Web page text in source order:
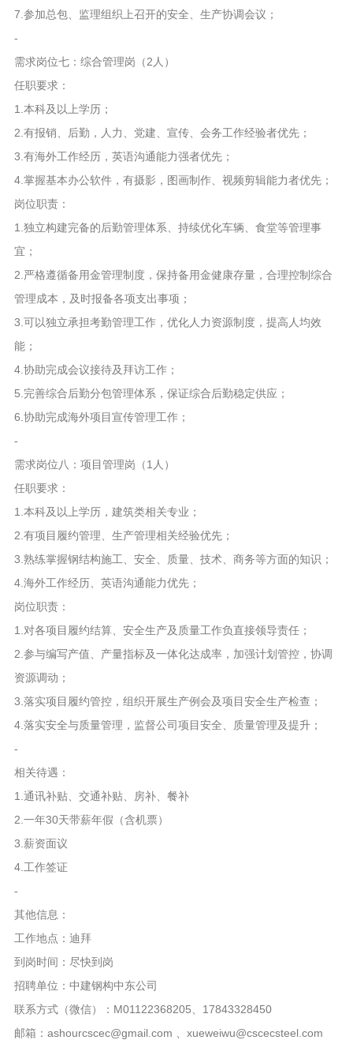
7.参加总包、监理组织上召开的安全、生产协调会议；
-
需求岗位七：综合管理岗（2人）
任职要求：
1.本科及以上学历；
2.有报销、后勤，人力、党建、宣传、会务工作经验者优先；
3.有海外工作经历，英语沟通能力强者优先；
4.掌握基本办公软件，有摄影，图画制作、视频剪辑能力者优先；
岗位职责：
1.独立构建完备的后勤管理体系、持续优化车辆、食堂等管理事
宜；
2.严格遵循备用金管理制度，保持备用金健康存量，合理控制综合
管理成本，及时报备各项支出事项；
3.可以独立承担考勤管理工作，优化人力资源制度，提高人均效
能；
4.协助完成会议接待及拜访工作；
5.完善综合后勤分包管理体系，保证综合后勤稳定供应；
6.协助完成海外项目宣传管理工作；
-
需求岗位八：项目管理岗（1人）
任职要求：
1.本科及以上学历，建筑类相关专业；
2.有项目履约管理、生产管理相关经验优先；
3.熟练掌握钢结构施工、安全、质量、技术、商务等方面的知识；
4.海外工作经历、英语沟通能力优先；
岗位职责：
1.对各项目履约结算、安全生产及质量工作负直接领导责任；
2.参与编写产值、产量指标及一体化达成率，加强计划管控，协调
资源调动；
3.落实项目履约管控，组织开展生产例会及项目安全生产检查；
4.落实安全与质量管理，监督公司项目安全、质量管理及提升；
-
相关待遇：
1.通讯补贴、交通补贴、房补、餐补
2.一年30天带薪年假（含机票）
3.薪资面议
4.工作签证
-
其他信息：
工作地点：迪拜
到岗时间：尽快到岗
招聘单位：中建钢构中东公司
联系方式（微信）：M01122368205、17843328450
邮箱：ashourcscec@gmail.com 、xueweiwu@cscecsteel.com